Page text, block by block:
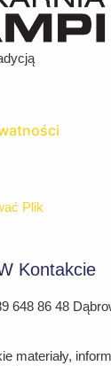
Plik
Kontakcie
648 86 48
materiały,